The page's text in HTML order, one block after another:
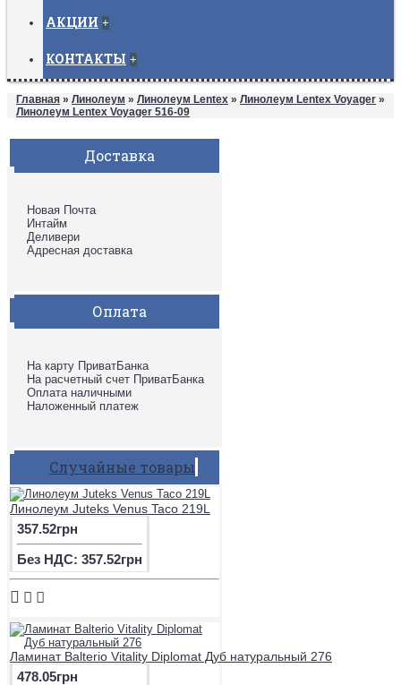
АКЦИИ +
КОНТАКТЫ +
Главная » Линолеум » Линолеум Lentex » Линолеум Lentex Voyager »
Линолеум Lentex Voyager 516-09
Доставка
Новая Почта
Интайм
Деливери
Адресная доставка
Оплата
На карту ПриватБанка
На расчетный счет ПриватБанка
Оплата наличными
Наложенный платеж
Случайные товары
Линолеум Juteks Venus Taco 219L
357.52грн
Без НДС: 357.52грн
Ламинат Balterio Vitality Diplomat Дуб натуральный 276
478.05грн